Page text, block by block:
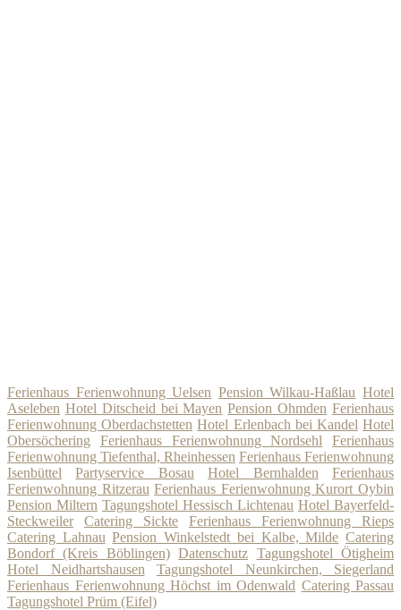
Ferienhaus Ferienwohnung Uelsen Pension Wilkau-Haßlau Hotel
Aseleben Hotel Ditscheid bei Mayen Pension Ohmden Ferienhaus
Ferienwohnung Oberdachstetten Hotel Erlenbach bei Kandel Hotel
Obersöchering
Ferienhaus Ferienwohnung Nordsehl
Ferienhaus
Ferienwohnung Tiefenthal, Rheinhessen Ferienhaus Ferienwohnung
Isenbüttel
Partyservice Bosau Hotel Bernhalden
Ferienhaus
Ferienwohnung Ritzerau Ferienhaus Ferienwohnung Kurort Oybin
Pension Miltern Tagungshotel Hessisch Lichtenau Hotel Bayerfeld-
Steckweiler
Catering Sickte
Ferienhaus Ferienwohnung Rieps
Catering Lahnau Pension Winkelstedt bei Kalbe, Milde Catering
Bondorf (Kreis Böblingen) Datenschutz Tagungshotel Ötigheim
Hotel Neidhartshausen
Tagungshotel Neunkirchen, Siegerland
Ferienhaus Ferienwohnung Höchst im Odenwald Catering Passau
Tagungshotel Prüm (Eifel)